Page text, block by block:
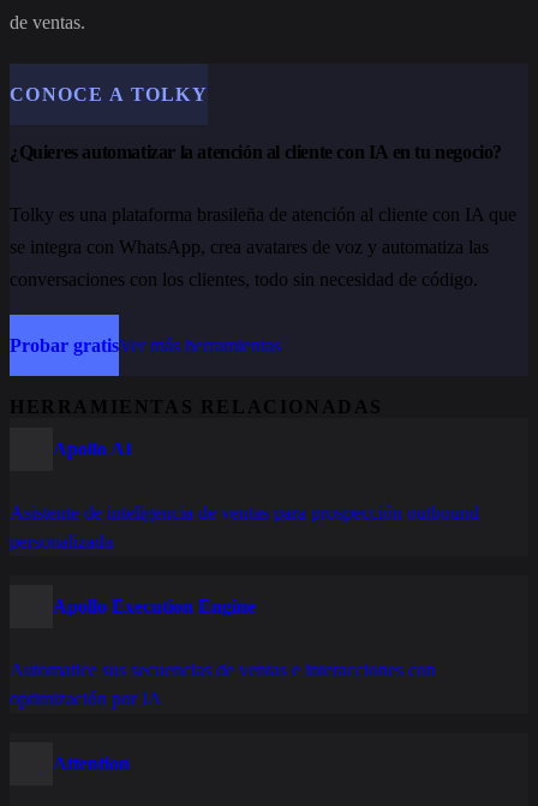
de ventas.
CONOCE A TOLKY
¿Quieres automatizar la atención al cliente con IA en tu negocio?
Tolky es una plataforma brasileña de atención al cliente con IA que
se integra con WhatsApp, crea avatares de voz y automatiza las
conversaciones con los clientes, todo sin necesidad de código.
Probar gratisVer más herramientas
HERRAMIENTAS RELACIONADAS
Apollo AI
Asistente de inteligencia de ventas para prospección outbound
personalizada
Apollo Execution Engine
Automatice sus secuencias de ventas e interacciones con
optimización por IA
Attention